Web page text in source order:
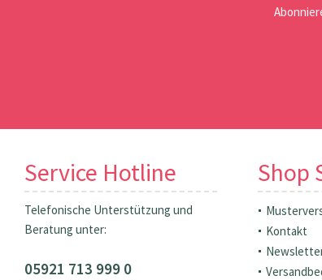
Service Hotline
Telefonische Unterstützung und
Beratung unter:
05921 713 999 0
Shop
Kontakt